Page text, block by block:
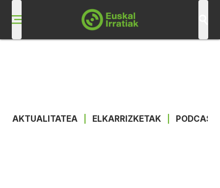
AKTUALITATEA ELKARRIZKETAK